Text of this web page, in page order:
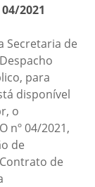
2021
Secretaria de
para
disponível
o
nº 04/2021,
de
de